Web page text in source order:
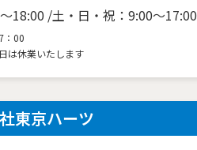
18:00 /土・日・祝：9:00～17:00
：00
は休業いたします
東京ハーツ